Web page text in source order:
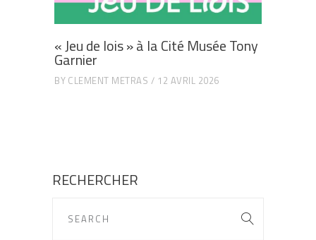
« Jeu de lois » à la Cité Musée Tony
Garnier
BY CLEMENT METRAS 12 AVRIL 2026
RECHERCHER